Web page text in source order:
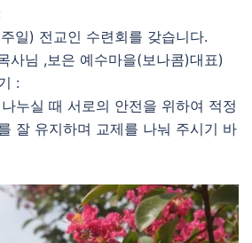
일) 전교인 수련회를 갖습니다.
사님 ,보은 예수마을(보나콤)대표)
:
누실 때 서로의 안전을 위하여 적정
잘 유지하며 교제를 나눠 주시기 바